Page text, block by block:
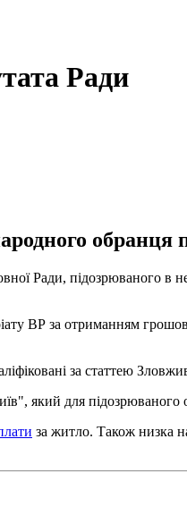
Ради
Ради, підозрюваного
ВР за отриманням
за статтею
який для підозрюваного
за житло. Також низка